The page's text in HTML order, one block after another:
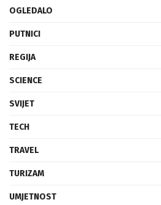
OGLEDALO
PUTNICI
REGIJA
SCIENCE
SVIJET
TECH
TRAVEL
TURIZAM
UMJETNOST